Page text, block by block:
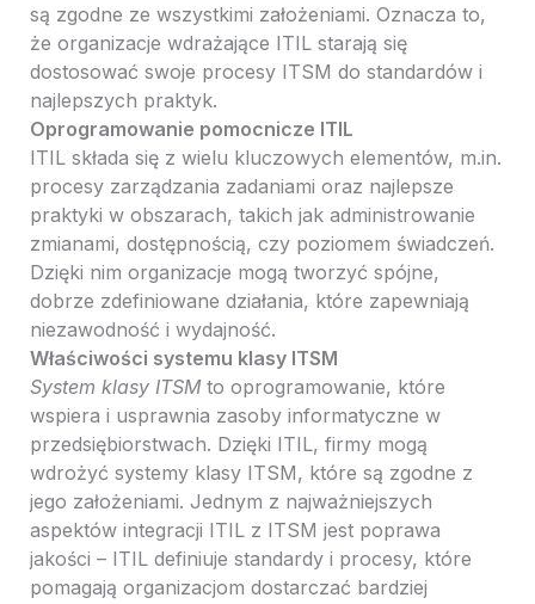
są zgodne ze wszystkimi założeniami. Oznacza to,
że organizacje wdrażające ITIL starają się
dostosować swoje procesy ITSM do standardów i
najlepszych praktyk.
Oprogramowanie pomocnicze ITIL
ITIL składa się z wielu kluczowych elementów, m.in.
procesy zarządzania zadaniami oraz najlepsze
praktyki w obszarach, takich jak administrowanie
zmianami, dostępnością, czy poziomem świadczeń.
Dzięki nim organizacje mogą tworzyć spójne,
dobrze zdefiniowane działania, które zapewniają
niezawodność i wydajność.
Właściwości systemu klasy ITSM
System klasy ITSMto oprogramowanie, które
wspiera i usprawnia zasoby informatyczne w
przedsiębiorstwach. Dzięki ITIL, firmy mogą
wdrożyć systemy klasy ITSM, które są zgodne z
jego założeniami. Jednym z najważniejszych
aspektów integracji ITIL z ITSM jest poprawa
jakości – ITIL definiuje standardy i procesy, które
pomagają organizacjom dostarczać bardziej